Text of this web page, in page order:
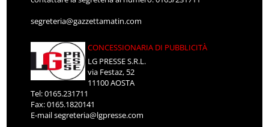
segreteria@gazzettamatin.com
CONCESSIONARIA DI PUBBLICITÀ
LG PRESSE S.R.L.
via Festaz, 52
11100 AOSTA
Tel: 0165.231711
Fax: 0165.1820141
E-mailsegreteria@lgpresse.com